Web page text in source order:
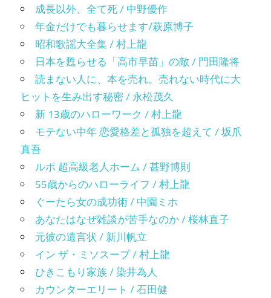
成長以外、全て死 / 中野優作
年金だけでも暮らせます/萩原博子
昭和歌謡大全集 / 村上龍
日本を甦らせる「高市早苗」の敵 / 門田隆将
読まない人に、本を売れ。売れない時代に大
ヒットを生み出す秘密 / 永松茂久
新 13歳のハローワーク / 村上龍
モテない中年 恋愛格差と孤独を超えて / 坂爪
真吾
ルポ 超高級老人ホーム / 甚野博則
55歳からのハローライフ / 村上龍
ぐーたら女の成功術 / 中園ミホ
あなたはなぜ雑談が苦手なのか / 桜林直子
元彼の遺言状 / 新川帆立
イン ザ・ミソスープ / 村上龍
ひきこもり家族 / 染井為人
カウンターエリート / 石田健